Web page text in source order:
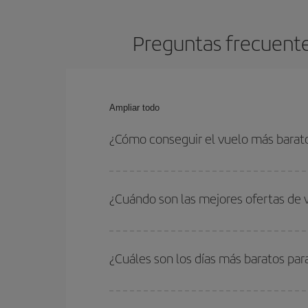
Preguntas
Ampliar todo
¿Cómo conseguir el vuelo más
las fechas y horarios de ida y vuelta.
¿Cuándo son las mejores ofertas
periodos de vacaciones escolares son
precios encontrarás.
¿Cuáles son los días más baratos